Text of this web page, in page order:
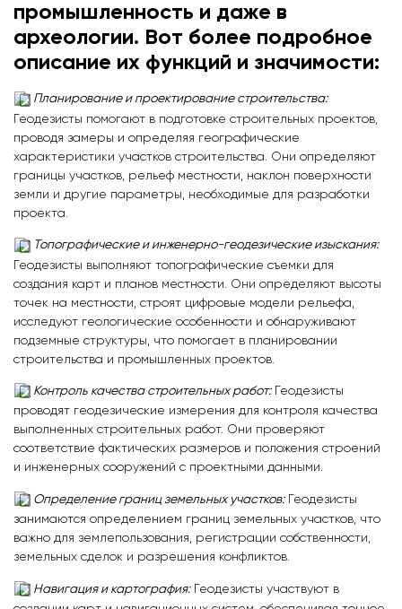
промышленность и даже в
археологии. Вот более подробное
описание их функций и значимости:
Планирование и проектирование строительства:
Геодезисты помогают в подготовке строительных проектов,
проводя замеры и определяя географические
характеристики участков строительства. Они определяют
границы участков, рельеф местности, наклон поверхности
земли и другие параметры, необходимые для разработки
проекта.
Топографические и инженерно-геодезические изыскания:
Геодезисты выполняют топографические съемки для
создания карт и планов местности. Они определяют высоты
точек на местности, строят цифровые модели рельефа,
исследуют геологические особенности и обнаруживают
подземные структуры, что помогает в планировании
строительства и промышленных проектов.
Контроль качества строительных работ:Геодезисты
проводят геодезические измерения для контроля качества
выполненных строительных работ. Они проверяют
соответствие фактических размеров и положения строений
и инженерных сооружений с проектными данными.
Определение границ земельных участков: Геодезисты
занимаются определением границ земельных участков, что
важно для землепользования, регистрации собственности,
земельных сделок и разрешения конфликтов.
Навигация и картография:Геодезисты участвуют в